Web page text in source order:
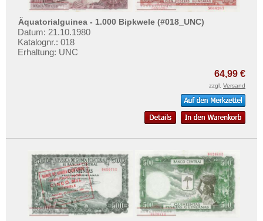
Äquatorialguinea - 1.000 Bipkwele (#018_UNC)
Datum: 21.10.1980
Katalognr.: 018
Erhaltung: UNC
64,99 €
zzgl. Versand